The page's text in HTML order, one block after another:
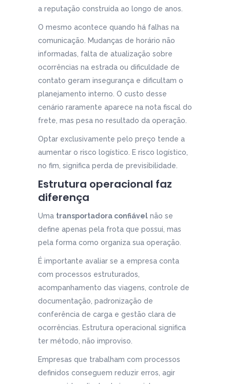
a reputação construída ao longo de anos.
O mesmo acontece quando há falhas na
comunicação. Mudanças de horário não
informadas, falta de atualização sobre
ocorrências na estrada ou dificuldade de
contato geram insegurança e dificultam o
planejamento interno. O custo desse
cenário raramente aparece na nota fiscal do
frete, mas pesa no resultado da operação.
Optar exclusivamente pelo preço tende a
aumentar o risco logístico. E risco logístico,
no fim, significa perda de previsibilidade.
Estrutura operacional faz
diferença
Uma transportadora confiável não se
define apenas pela frota que possui, mas
pela forma como organiza sua operação.
É importante avaliar se a empresa conta
com processos estruturados,
acompanhamento das viagens, controle de
documentação, padronização de
conferência de carga e gestão clara de
ocorrências. Estrutura operacional significa
ter método, não improviso.
Empresas que trabalham com processos
definidos conseguem reduzir erros, agir